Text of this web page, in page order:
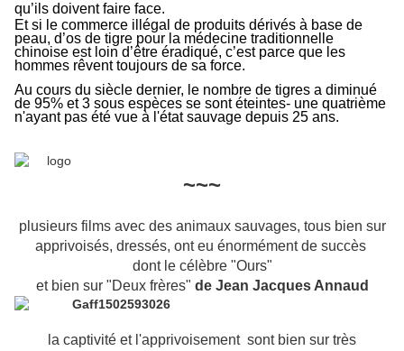
qu’ils doivent faire face.
Et si le commerce illégal de produits dérivés à base de
peau, d’os de tigre pour la médecine traditionnelle
chinoise est loin d’être éradiqué, c’est parce que les
hommes rêvent toujours de sa force.
Au cours du siècle dernier, le nombre de tigres a diminué
de 95% et 3 sous espèces se sont éteintes- une quatrième
n'ayant pas été vue à l'état sauvage depuis 25 ans.
~~~
plusieurs films avec des animaux sauvages, tous bien sur
apprivoisés, dressés, ont eu énormément de succès
dont le célèbre "Ours"
et bien sur "Deux frères" de Jean Jacques Annaud
la captivité et l'apprivoisement sont bien sur très